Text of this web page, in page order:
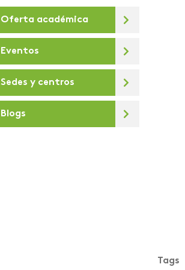
De la U
Debates virtuales
Deportes
Día de la sostenibilidad
Diálogos para la
Oferta académica
Eventos
Sedes y centros
Blogs
Tags